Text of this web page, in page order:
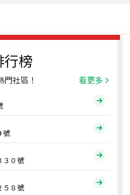
行榜
社區！ 看更多
號
３０號
５８號